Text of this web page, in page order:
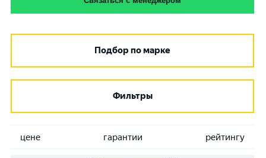
Подбор по марке
Фильтры
цене гарантии рейтингу